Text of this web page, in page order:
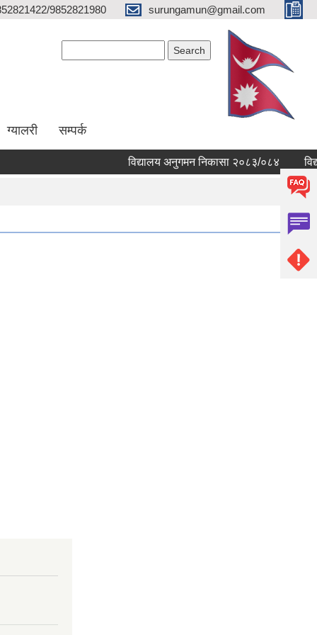
9852821980 surungamun@gmail.com
ग्यालरी सम्पर्क
विद्यालय अनुगमन निकासा २०८३/०८४